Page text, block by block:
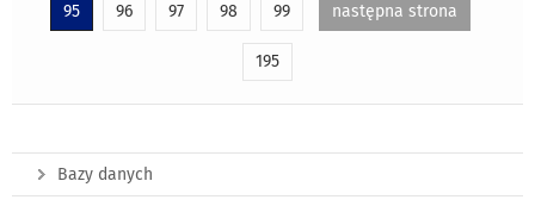
95 96 97 98 99 następna strona
195
Bazy danych